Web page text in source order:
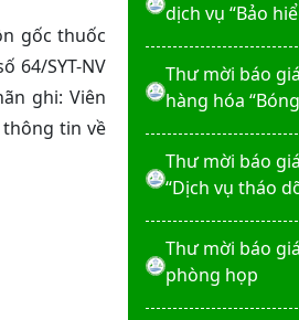
gốc thuốc
64/SYT-NV
ghi: Viên
thông tin về
dịch vụ “Bảo
Thư mời báo
hàng hóa
Erba XL-200
Thư mời báo
“Dịch vụ tháo
thuật số”
Thư mời báo
phòng họp